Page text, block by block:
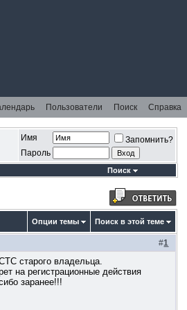
Пользователи Поиск Справка
Имя
Запомнить?
Пароль
Поиск
Опции темы Поиск в этой теме
#1
старого владельца.
на регистрационные действия
заранее!!!